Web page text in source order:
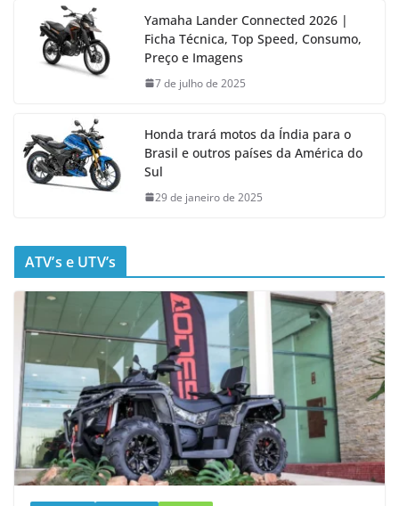
Yamaha Lander Connected 2026 |
Ficha Técnica, Top Speed, Consumo,
Preço e Imagens
7 de julho de 2025
Honda trará motos da Índia para o
Brasil e outros países da América do
Sul
29 de janeiro de 2025
ATV’s e UTV’s